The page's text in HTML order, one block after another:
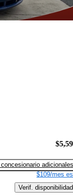
adicionales
$109/mes
Verif. disponibilidad